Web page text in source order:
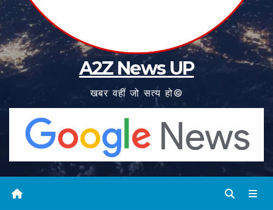
A2Z News UP
खबर वहीं जो सत्य हो©